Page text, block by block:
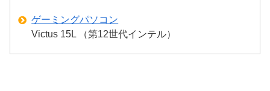
ゲーミングパソコン
Victus 15L （第12世代インテル）